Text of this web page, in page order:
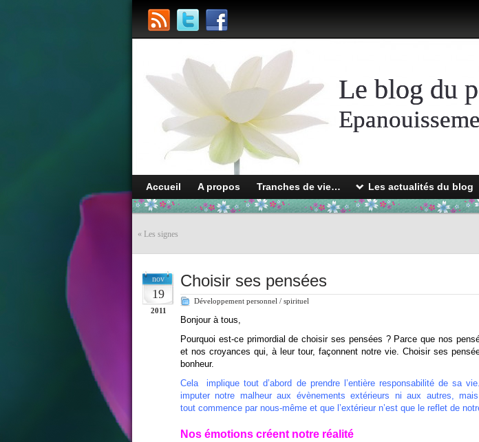
Le blog du
Accueil A propos Tranches de vie… Les actualités du blog
« Les signes
nov
19
2011
Choisir ses pensées
Développement personnel / spirituel
Bonjour à tous,
Pourquoi est-ce primordial de choisir ses pensées ? Parce que nos
et nos croyances qui, à leur tour, façonnent notre vie. Choisir ses
bonheur.
Cela implique tout d’abord de prendre l’entière responsabilité de sa
imputer notre malheur aux évènements extérieurs ni aux autres,
tout commence par nous-même et que l’extérieur n’est que le reflet de
Nos émotions créent notre réalité